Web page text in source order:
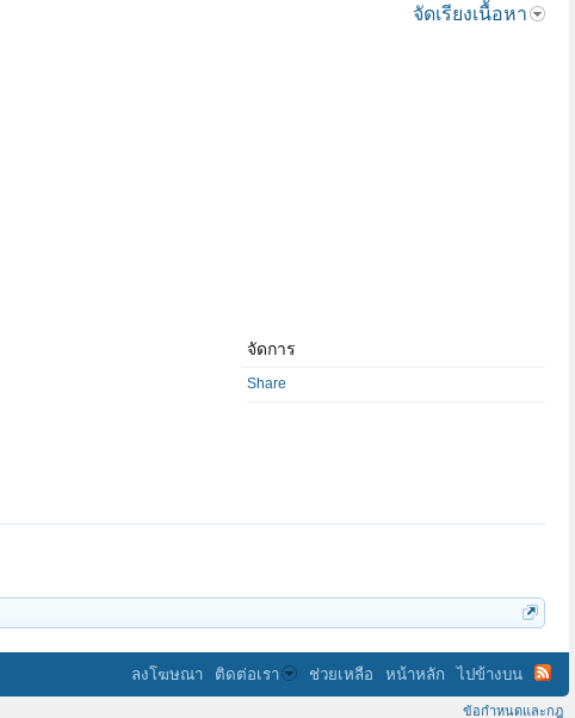
จัดเรียงเนื้อหา
จัดการ
Share
ลงโฆษณา ติดต่อเรา ช่วยเหลือ หน้าหลัก ไปข้างบน
ข้อกำหนดและกฎ